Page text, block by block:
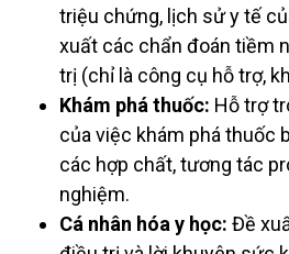
triệu chứng, lịch sử y tế
xuất các chẩn đoán tiềm
trị (chỉ là công cụ hỗ trợ,
Khám phá thuốc: Hỗ trợ
của việc khám phá thuốc
các hợp chất, tương tác
nghiệm.
Cá nhân hóa y học: Đề